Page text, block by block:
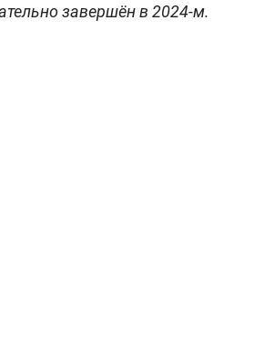
завершён в 2024-м.